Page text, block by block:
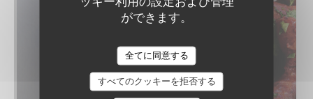
ができます。
全てに同意する
すべてのクッキーを拒否する